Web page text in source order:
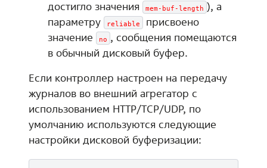
достигло значения
mem-buf-length ), а
параметру
reliable
присвоено
значение
no , сообщения помещаются
в обычный дисковый буфер.
Если контроллер настроен на передачу
журналов во внешний агрегатор с
использованием HTTP/TCP/UDP, по
умолчанию используются следующие
настройки дисковой буферизации: